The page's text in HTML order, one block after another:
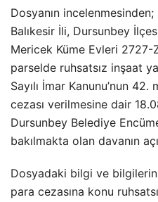
Dosyanın
Balıkesir İli, Dursunbey
Mericek Küme Evleri 2727-
parselde ruhsatsız inşaat
Sayılı İmar Kanunu’nun
cezası verilmesine dair
Dursunbey Belediye
bakılmakta olan davanın
Dosyadaki bilgi ve
para cezasına konu